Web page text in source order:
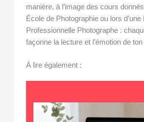
manière, à l’image des cours
École de Photographie ou lors d’une
Professionnelle Photographe :
façonne la lecture et l’émotion de
À lire également :